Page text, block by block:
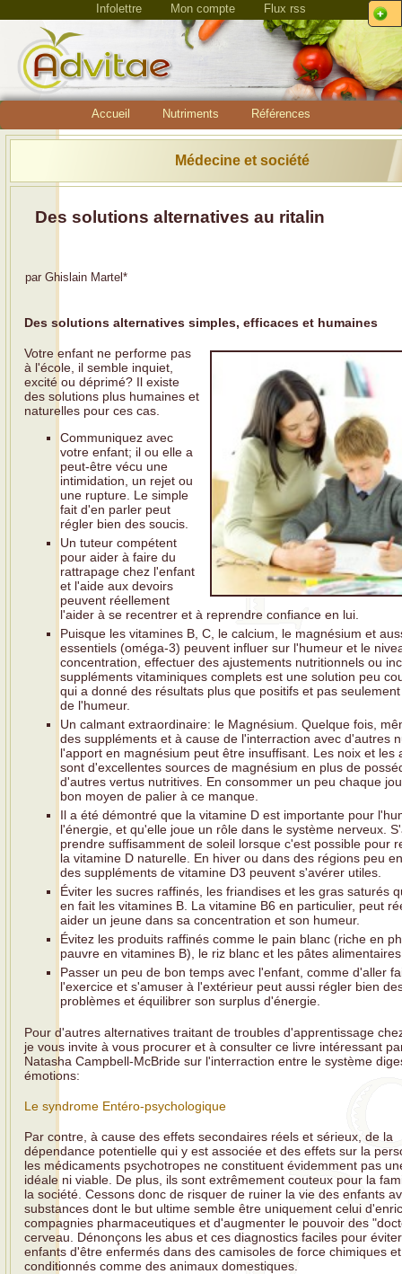
Infolettre Mon compte Flux rss
Accueil Nutriments Références
Médecine et société
Des solutions alternatives au ritalin
par Ghislain Martel *
Des solutions alternatives simples, efficaces et humaines
Votre enfant ne performe pas
à l'école, il semble inquiet,
excité ou déprimé? Il existe
des solutions plus humaines et
naturelles pour ces cas.
Communiquez avec
votre enfant; il ou elle a
peut-être vécu une
intimidation, un rejet ou
une rupture. Le simple
fait d'en parler peut
régler bien des soucis.
Un tuteur compétent
pour aider à faire du
rattrapage chez l'enfant
et l'aide aux devoirs
peuvent réellement
l'aider à se recentrer et à reprendre confiance en lui.
Puisque les vitamines B, C, le calcium, le magnésium et
essentiels (oméga-3) peuvent influer sur l'humeur et le
concentration, effectuer des ajustements nutritionnels ou
suppléments vitaminiques complets est une solution peu
qui a donné des résultats plus que positifs et pas
de l'humeur.
Un calmant extraordinaire: le Magnésium. Quelque fois,
des suppléments et à cause de l'interraction avec d'autres
l'apport en magnésium peut être insuffisant. Les noix et les
sont d'excellentes sources de magnésium en plus de
d'autres vertus nutritives. En consommer un peu chaque
bon moyen de palier à ce manque.
Il a été démontré que la vitamine D est importante pour
l'énergie, et qu'elle joue un rôle dans le système nerveux.
prendre suffisamment de soleil lorsque c'est possible pour
la vitamine D naturelle. En hiver ou dans des régions peu
des suppléments de vitamine D3 peuvent s'avérer utiles.
Éviter les sucres raffinés, les friandises et les gras saturés
en fait les vitamines B. La vitamine B6 en particulier, peut
aider un jeune dans sa concentration et son humeur.
Évitez les produits raffinés comme le pain blanc (riche en
pauvre en vitamines B), le riz blanc et les pâtes
Passer un peu de bon temps avec l'enfant, comme d'aller
l'exercice et s'amuser à l'extérieur peut aussi régler bien
problèmes et équilibrer son surplus d'énergie.
Pour d'autres alternatives traitant de troubles d'apprentissage
je vous invite à vous procurer et à consulter ce livre intéressant
Natasha Campbell-McBride sur l'interraction entre le système
émotions:
Le syndrome Entéro-psychologique
Par contre, à cause des effets secondaires réels et sérieux, de la
dépendance potentielle qui y est associée et des effets sur la
les médicaments psychotropes ne constituent évidemment pas
idéale ni viable. De plus, ils sont extrêmement couteux pour la
la société. Cessons donc de risquer de ruiner la vie des enfants
substances dont le but ultime semble être uniquement celui
compagnies pharmaceutiques et d'augmenter le pouvoir des
cerveau. Dénonçons les abus et ces diagnostics faciles pour
enfants d'être enfermés dans des camisoles de force chimiques
conditionnés comme des animaux domestiques.